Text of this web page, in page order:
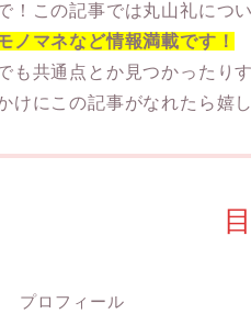
！この記事では丸山礼につ
ノマネなど情報満載です！
も共通点とか見つかったり
けにこの記事がなれたら嬉
プロフィール